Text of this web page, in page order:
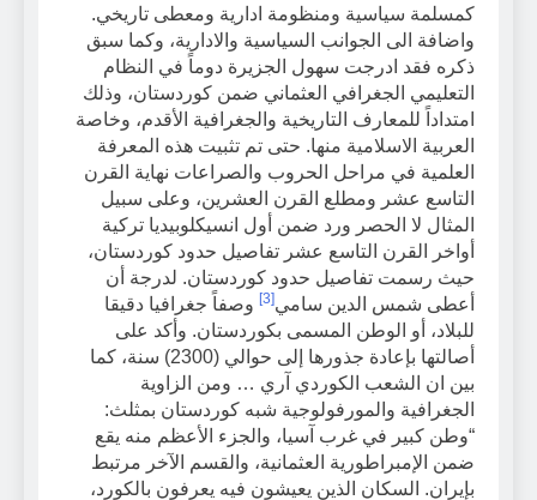
كمسلمة سياسية ومنظومة ادارية ومعطى تاريخي.
واضافة الى الجوانب السياسية والادارية، وكما سبق
ذكره فقد ادرجت سهول الجزيرة دوماً في النظام
التعليمي الجغرافي العثماني ضمن كوردستان، وذلك
امتداداً للمعارف التاريخية والجغرافية الأقدم، وخاصة
العربية الاسلامية منها. حتى تم تثبيت هذه المعرفة
العلمية في مراحل الحروب والصراعات نهاية القرن
التاسع عشر ومطلع القرن العشرين، وعلى سبيل
المثال لا الحصر ورد ضمن أول انسيكلوبيديا تركية
أواخر القرن التاسع عشر تفاصيل حدود كوردستان،
حيث رسمت تفاصيل حدود كوردستان. لدرجة أن
أعطى شمس الدين سامي[3]
وصفاً جغرافيا دقيقا
للبلاد، أو الوطن المسمى بكوردستان. وأكد على
أصالتها بإعادة جذورها إلى حوالي (2300) سنة، كما
بين ان الشعب الكوردي آري … ومن الزاوية
الجغرافية والمورفولوجية شبه كوردستان بمثلث:
“وطن كبير في غرب آسيا، والجزء الأعظم منه يقع
ضمن الإمبراطورية العثمانية، والقسم الآخر مرتبط
بإيران. السكان الذين يعيشون فيه يعرفون بالكورد،